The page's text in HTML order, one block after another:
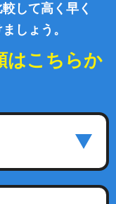
して高く早く
しょう。
はこちらか